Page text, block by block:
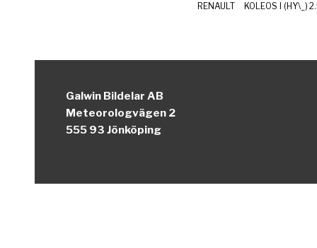
RENAULT KOLEOS I (HY\_)
Galwin Bildelar AB
Meteorologvägen 2
555 93 Jönköping